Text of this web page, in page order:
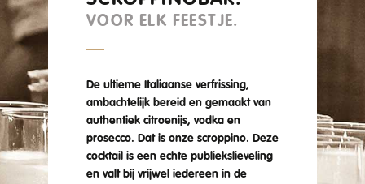
VOOR ELK FEESTJE.
De ultieme Italiaanse verfrissing,
ambachtelijk bereid en gemaakt van
authentiek citroenijs, vodka en
prosecco. Dat is onze scroppino. Deze
cocktail is een echte publiekslieveling
en valt bij vrijwel iedereen in de